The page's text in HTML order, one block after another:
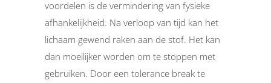
voordelen is de vermindering van fysieke
afhankelijkheid. Na verloop van tijd kan het
lichaam gewend raken aan de stof. Het kan
dan moeilijker worden om te stoppen met
gebruiken. Door een tolerance break te